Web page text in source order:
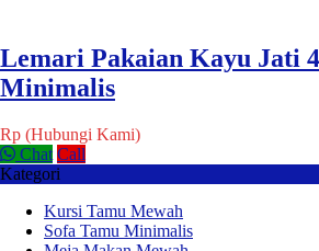
Lemari Pakaian Kayu Jati
Minimalis
Rp (Hubungi Kami)
Chat Call
Kategori
Kursi Tamu Mewah
Sofa Tamu Minimalis